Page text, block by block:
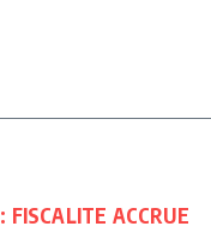
FISCALITE ACCRUE